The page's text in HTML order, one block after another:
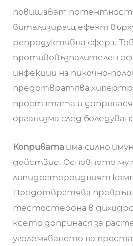
повишават
витализиращ ефект
репродуктивна сфера.
противовъзпалителен
инфекции на пикочно-
предотвратява
простатата и допринася
организма след
Копривата има силно
действие. Основното му
липидостероидният
Предотвратява
тестостерона в
което допринася за
уголемяването на